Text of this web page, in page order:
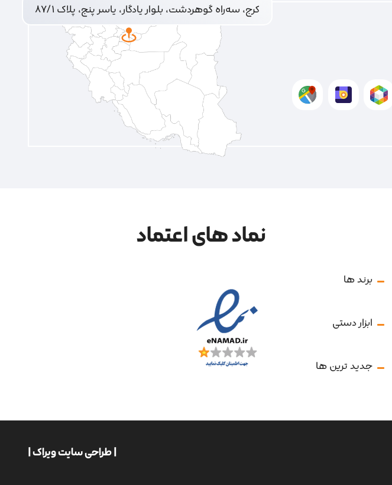
کرج، سه‌راه گوهردشت، بلوار یادگار، یاسر پنج، پلاک ۸۷/۱
برند ها
ابزار دستی
جدید ترین ها
نماد های اعتماد
| طراحی سایت ویراک |